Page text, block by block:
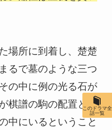
場所に到着し、楚楚
るで墓のような三つ
の中に例の光る石が
棋譜の駒の配置と重
中にいるということ
このドラマ全
話一覧